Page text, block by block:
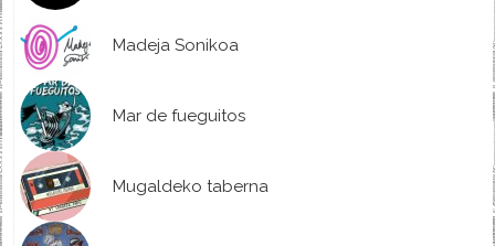
Madeja Sonikoa
Mar de fueguitos
Mugaldeko taberna